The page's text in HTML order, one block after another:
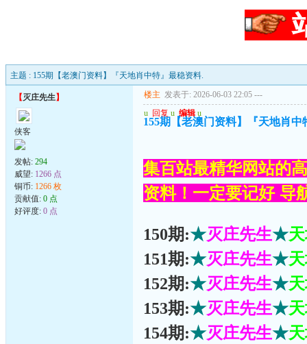
主题 : 155期【老澳门资料】『天地肖中特』最稳资料.
【灭庄先生】
侠客
发帖: 294
威望: 1266 点
铜币: 1266 枚
贡献值: 0 点
好评度: 0 点
楼主 发表于: 2026-06-03 22:05 ---
u 回复 u 编辑 u
155期【老澳门资料】『天地肖中
集百站最精华网站的
资料！一定要记好 导
150期:★灭庄先生★
151期:★灭庄先生★
152期:★灭庄先生★
153期:★灭庄先生★
154期:★灭庄先生★